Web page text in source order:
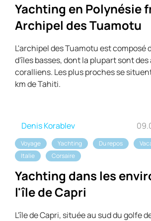
Yachting en Polynésie
Archipel des Tuamotu
L'archipel des Tuamotu est composé
d'îles basses, dont la plupart sont
coralliens. Les plus proches se
km de Tahiti.
Denis Korablev
Voyage Yachting Du repos
Italie
Corsaire
Yachting dans les
l'île de Capri
L'île de Capri, située au sud du golfe